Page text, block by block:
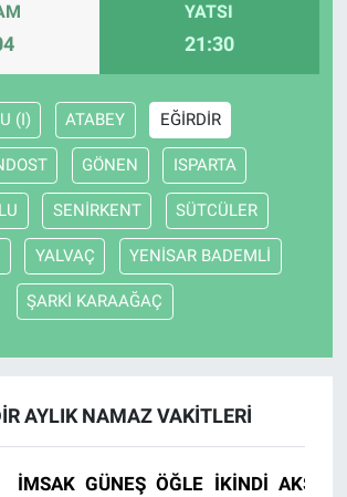
YATSI
21:30
(I) ATABEY EĞİRDİR
GÖNEN ISPARTA
SENİRKENT SÜTCÜLER
YALVAÇ YENİSAR BADEMLİ
ŞARKİ KARAAĞAÇ
AYLIK NAMAZ VAKITLERI
İMSAK GÜNEŞ ÖĞLE İKINDI AKŞAM